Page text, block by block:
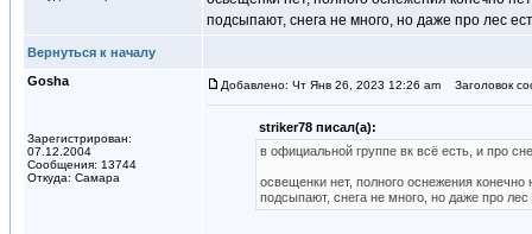
подсыпают, снега не много, но даже про лес
Вернуться к началу
Gosha
Зарегистрирован:
07.12.2004
Сообщения: 13744
Откуда: Самара
Добавлено: Чт Янв 26, 2023 12:26 am Заголовок
striker78 писал(а):
в официальной группе вк всё есть, и про
освещенки нет, полного оснежения
подсыпают, снега не много, но даже про